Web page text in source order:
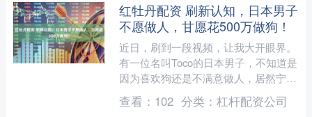
红牡丹配资 刷新认知，日本男子
不愿做人，甘愿花500万做狗！
近日，刷到一段视频，让我大开眼界。
有一位名叫Toco的日本男子，不知道是
因为喜欢狗还是不满意做人，居然宁愿
做狗。 据悉，他从2022年开始，就走
在了“做狗”的道....
查看： 102 分类： 杠杆配资公司